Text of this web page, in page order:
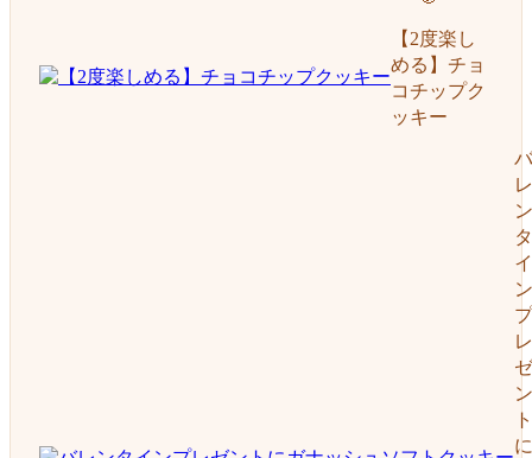
【2度楽し
める】チョ
コチップク
ッキー
バ
レ
ン
タ
イ
ン
プ
レ
ゼ
ン
ト
に